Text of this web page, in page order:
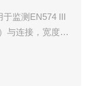
监测EN574 III
与连接，宽度：